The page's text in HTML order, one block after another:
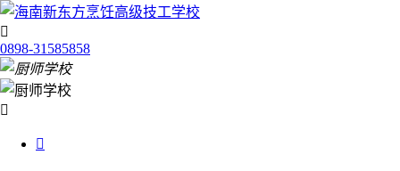

0898-31585858

